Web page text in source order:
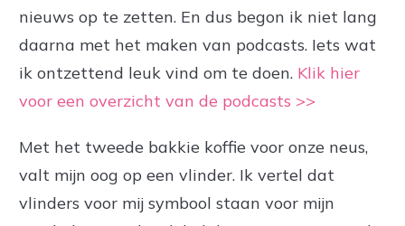
nieuws op te zetten. En dus begon ik niet lang
daarna met het maken van podcasts. Iets wat
ik ontzettend leuk vind om te doen. Klik hier
voor een overzicht van de podcasts >>
Met het tweede bakkie koffie voor onze neus,
valt mijn oog op een vlinder. Ik vertel dat
vlinders voor mij symbool staan voor mijn